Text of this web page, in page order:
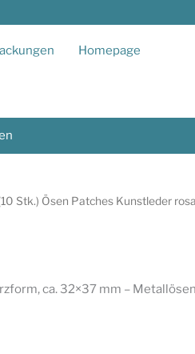
Homepage
Stk.) Ösen Patches Kunstleder
ca. 32×37 mm –